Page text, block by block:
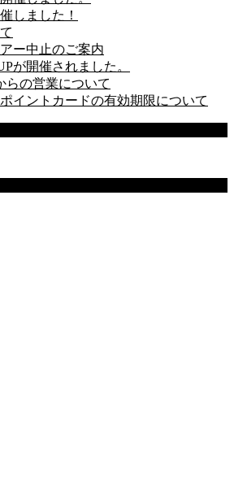
しました！
ー中止のご案内
が開催されました。
らの営業について
イントカードの有効期限について